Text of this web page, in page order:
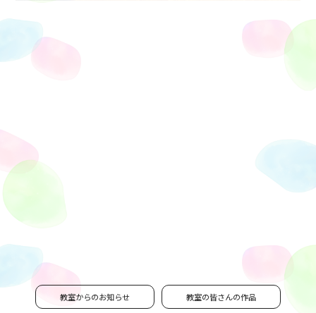
教室からのお知らせ 教室の皆さんの作品